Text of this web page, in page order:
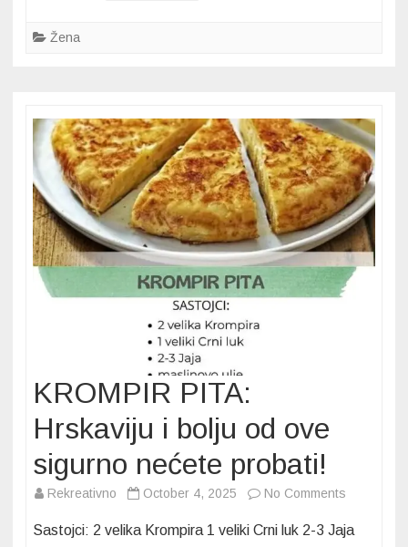
OD
4
Gotovi
za
15
minuta,
ostaju
Žena
KROMPIR PITA:
Hrskaviju i bolju od ove
sigurno nećete probati!
Rekreativno October 4, 2025 No Comments
PITA:
Sastojci: 2 velika Krompira 1 veliki Crni luk 2-3 Jaja